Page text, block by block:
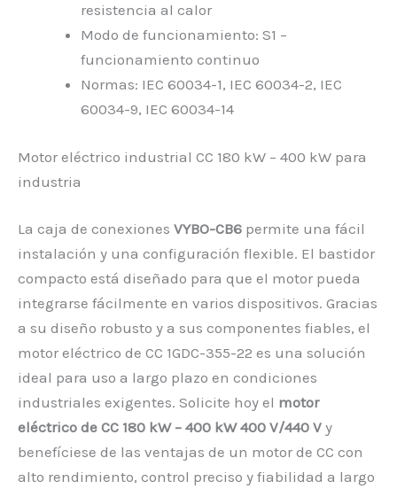
resistencia al calor
Modo de funcionamiento: S1 –
funcionamiento continuo
Normas: IEC 60034-1, IEC 60034-2, IEC
60034-9, IEC 60034-14
Motor eléctrico industrial CC 180 kW – 400 kW para
industria
La caja de conexiones VYBO-CB6 permite una fácil
instalación y una configuración flexible. El bastidor
compacto está diseñado para que el motor pueda
integrarse fácilmente en varios dispositivos. Gracias
a su diseño robusto y a sus componentes fiables, el
motor eléctrico de CC 1GDC-355-22 es una solución
ideal para uso a largo plazo en condiciones
industriales exigentes. Solicite hoy el motor
eléctrico de CC 180 kW – 400 kW 400 V/440 V y
benefíciese de las ventajas de un motor de CC con
alto rendimiento, control preciso y fiabilidad a largo